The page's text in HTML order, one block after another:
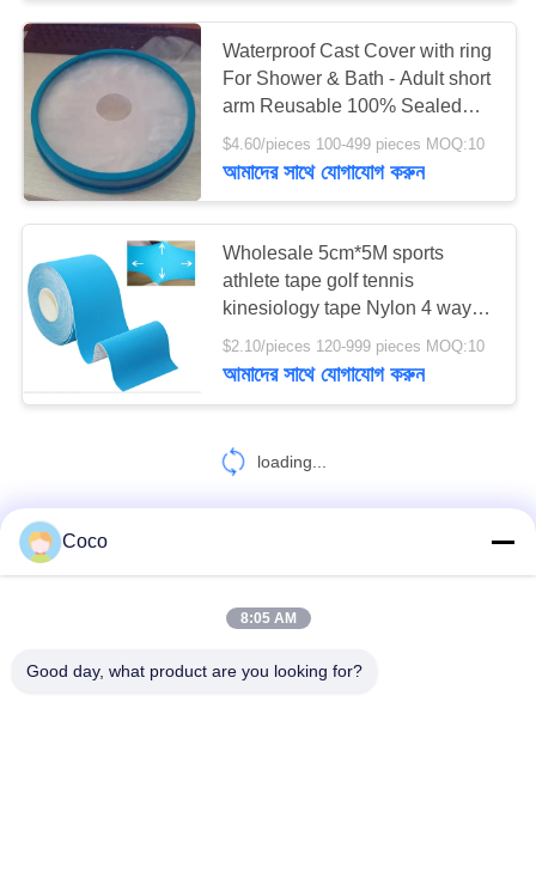
কার ফার্স্ট এইড কিট
ফার্স্ট এইড টুর্নিকেট
Waterproof Cast Cover with ring
For Shower & Bath - Adult short
arm Reusable 100% Sealed
Water dressing protector
$4.60/pieces 100-499 pieces MOQ:10
আমাদের সাথে যোগাযোগ করুন
Wholesale 5cm*5M sports
athlete tape golf tennis
kinesiology tape Nylon 4 way
kinesiology sports tape blue
$2.10/pieces 120-999 pieces MOQ:10
আমাদের সাথে যোগাযোগ করুন
loading...
Coco
8:05 AM
Good day, what product are you looking for?